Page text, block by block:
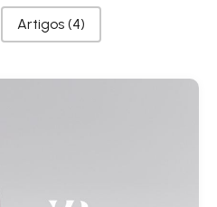
Artigos (4)